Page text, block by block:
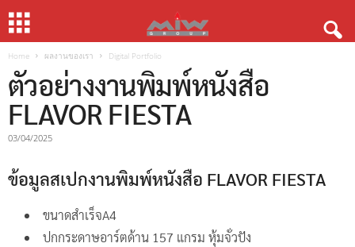
Home ผลงานของเรา Digital Portfolio
ตัวอย่างงานพิมพ์หนังสือ
FLAVOR FIESTA
03/04/2025
ข้อมูลสเปกงานพิมพ์หนังสือ FLAVOR FIESTA
ขนาดสำเร็จA4
ปกกระดาษอาร์ตด้าน 157 แกรม หุ้มจั่วปัง